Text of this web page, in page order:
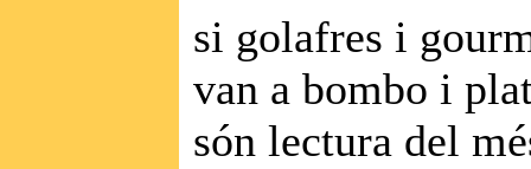
si golafres i
van a bombo i
són lectura del